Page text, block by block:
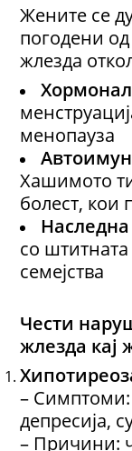
Жените се
погодени
жлезда
менопауза
Хашимото
болест, кои
со штитната
семејства
Чести
жлезда кај
–
депресија,
– Причини: